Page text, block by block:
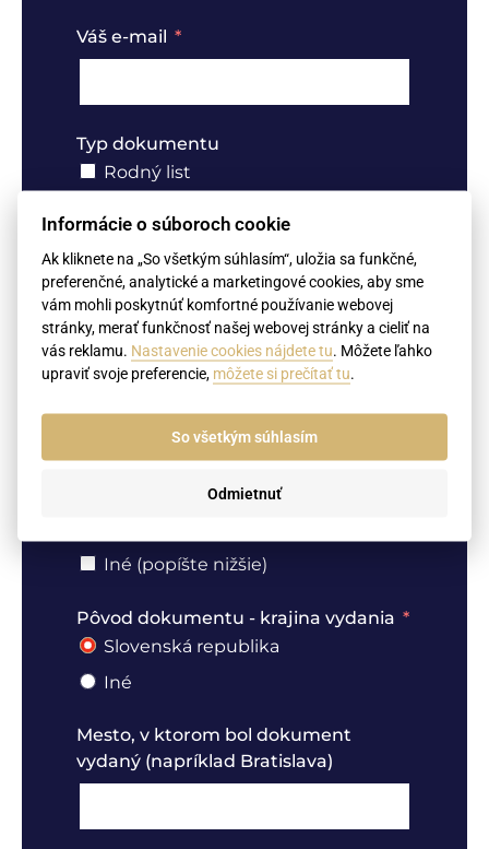
Váš e-mail
Typ dokumentu
Rodný list
Úmrtný list
Rozvodový rozsudok
Výpis z registra trestov
Doklady o vzdelaní (diplomy,
dodatky, vysvedčenia, potvrdenia o
štúdiu)
živnostenský list
Notárske podpisy (Plné moci,
čestné prehlásenia, zmluvy)
Cestovný pas / občiansky preukaz
Iné (popíšte nižšie)
Pôvod dokumentu - krajina vydania
Slovenská republika
Iné
Mesto, v ktorom bol dokument
vydaný (napríklad Bratislava)
Informácie o súboroch cookie
Ak kliknete na „So všetkým súhlasím“, uložia sa funkčné,
preferenčné, analytické a marketingové cookies, aby sme
vám mohli poskytnúť komfortné používanie webovej
stránky, merať funkčnosť našej webovej stránky a cieliť na
vás reklamu. Nastavenie cookies nájdete tu. Môžete ľahko
upraviť svoje preferencie, môžete si prečítať tu.
So všetkým súhlasím
Odmietnuť